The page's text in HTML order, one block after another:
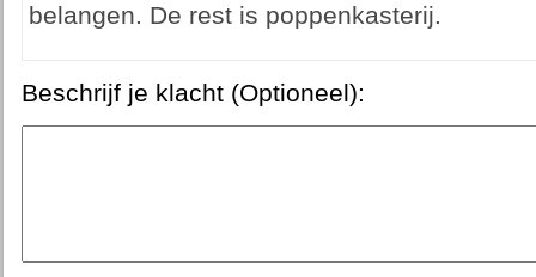
belangen. De rest is poppenkasterij.
Beschrijf je klacht (Optioneel):